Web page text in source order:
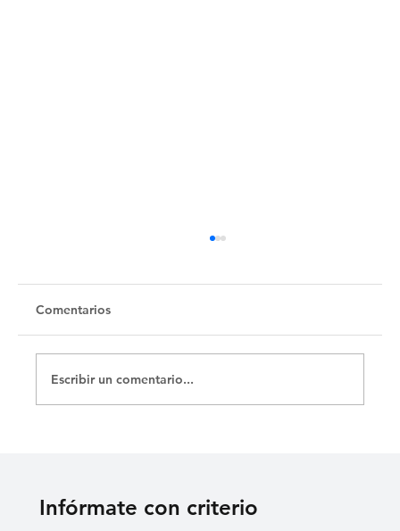
Untitled
Comentarios
Escribir un comentario...
Infórmate con criterio